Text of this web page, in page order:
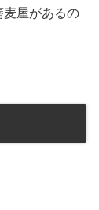
麦屋があるの